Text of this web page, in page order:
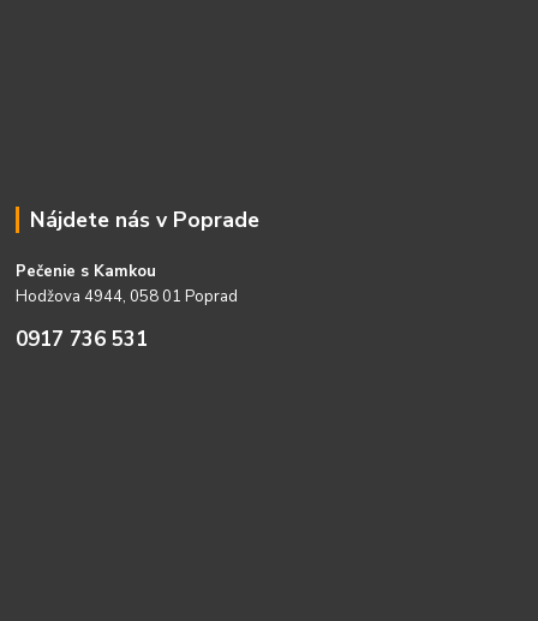
Nájdete nás v Poprade
Pečenie s Kamkou
Hodžova 4944, 058 01 Poprad
0917 736 531